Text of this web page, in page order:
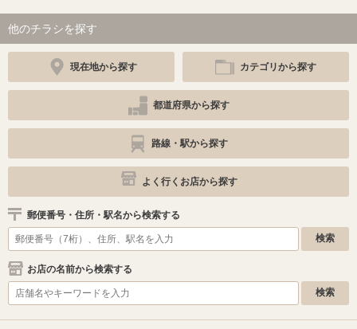
他のチラシを探す
現在地から探す カテゴリから探す
都道府県から探す
路線・駅から探す
よく行くお店から探す
郵便番号・住所・駅名から検索する
お店の名前から検索する